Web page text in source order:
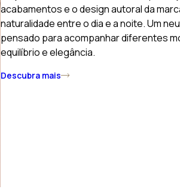
acabamentos e o design autoral da
naturalidade entre o dia e a noite. Um
pensado para acompanhar diferentes
equilíbrio e elegância.
Descubra mais